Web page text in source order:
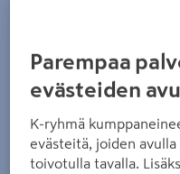
Parempaa
evästeiden
K-ryhmä
evästeitä, joiden
toivotulla tavalla.